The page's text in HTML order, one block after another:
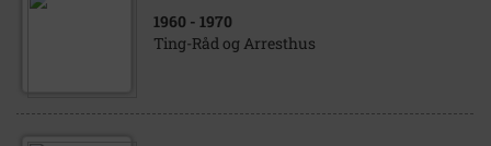
1960 - 1970
Ting-Råd og Arresthus